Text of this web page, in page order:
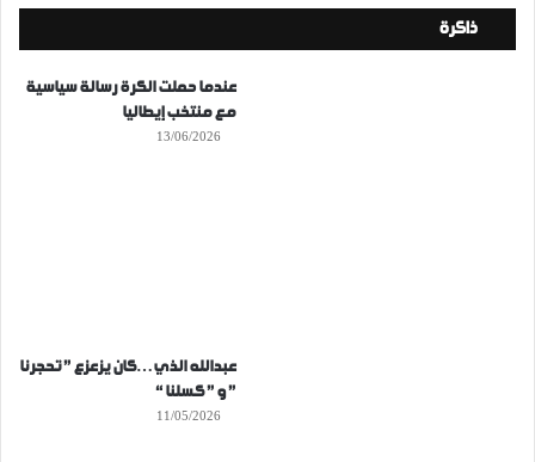
ذاكرة
عندما حملت الكرة رسالة سياسية
مع منتخب إيطاليا
13/06/2026
عبدالله الذي…كان يزعزع ” تحجرنا
” و ” كسلنا “
11/05/2026